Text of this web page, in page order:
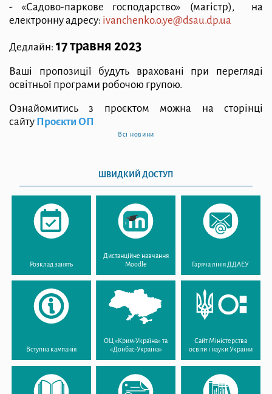
- «Садово-паркове господарство» (магістр), на
електронну адресу: ivanchenko.o.ye@dsau.dp.ua
Дедлайн: 17 травня 2023
Ваші пропозиції будуть враховані при перегляді
освітньої програми робочою групою.
Ознайомитись з проєктом можна на сторінці
сайту Проєкти ОП
Всі новини
ШВИДКИЙ ДОСТУП
Розклад занять
Дистанційне навчання
Moodle
Гаряча лінія ДДАЕУ
Вступна кампанія
ОЦ «Крим-Україна» та
«Донбас-Україна»
Сайт Міністерства
освіти і науки України